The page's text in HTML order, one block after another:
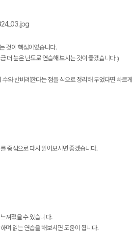
것이 핵심이었습니다.
더 높은 난도로 연습해 보시는 것이 좋겠습니다 :)
와 반비례한다는 점을 식으로 정리해 두었다면 빠르
중심으로 다시 읽어보시면 좋겠습니다.
껴졌을 수 있습니다.
며 읽는 연습을 해보시면 도움이 됩니다.